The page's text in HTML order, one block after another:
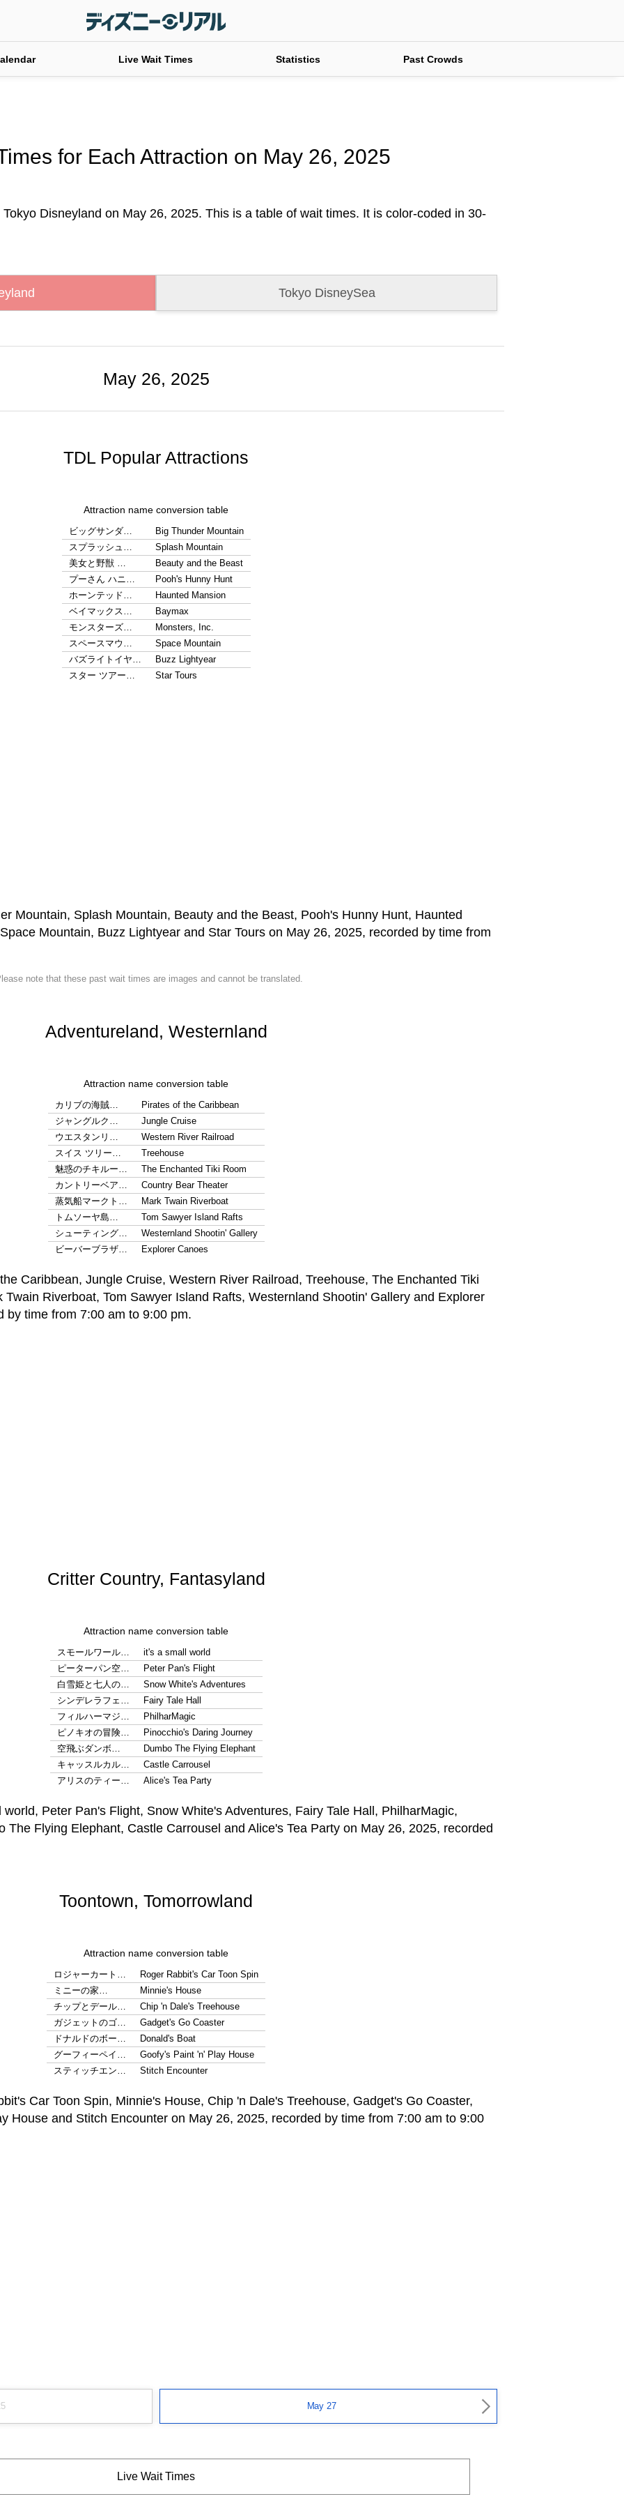
Live Wait Times Statistics Past Crowds
for Each Attraction on May 26, 2025
Disneyland on May 26, 2025. This is a table of wait times. It is color-coded in 30-
Tokyo DisneySea
May 26, 2025
TDL Popular Attractions
Attraction name conversion table
ビッグサンダ…
Big Thunder Mountain
スプラッシュ…
Splash Mountain
美女と野獣 …
Beauty and the Beast
プーさん ハニ…
Pooh's Hunny Hunt
ホーンテッド…
Haunted Mansion
ベイマックス…
Baymax
モンスターズ…
Monsters, Inc.
スペースマウ…
Space Mountain
バズライトイヤ…
Buzz Lightyear
スター ツアー…
Star Tours
note that these past wait times are images and cannot be translated.
Adventureland, Westernland
Attraction name conversion table
カリブの海賊…
Pirates of the Caribbean
ジャングルク…
Jungle Cruise
ウエスタンリ…
Western River Railroad
スイス ツリー…
Treehouse
魅惑のチキルー…
The Enchanted Tiki Room
カントリーベア…
Country Bear Theater
蒸気船マークト…
Mark Twain Riverboat
トムソーヤ島…
Tom Sawyer Island Rafts
シューティング…
Westernland Shootin' Gallery
ビーバーブラザ…
Explorer Canoes
Critter Country, Fantasyland
Attraction name conversion table
スモールワール…
it's a small world
ピーターパン空…
Peter Pan's Flight
白雪姫と七人の…
Snow White's Adventures
シンデレラフェ…
Fairy Tale Hall
フィルハーマジ…
PhilharMagic
ピノキオの冒険…
Pinocchio's Daring Journey
空飛ぶダンボ…
Dumbo The Flying Elephant
キャッスルカル…
Castle Carrousel
アリスのティー…
Alice's Tea Party
Toontown, Tomorrowland
Attraction name conversion table
ロジャーカート…
Roger Rabbit's Car Toon Spin
ミニーの家…
Minnie's House
チップとデール…
Chip 'n Dale's Treehouse
ガジェットのゴ…
Gadget's Go Coaster
ドナルドのボー…
Donald's Boat
グーフィーペイ…
Goofy's Paint 'n' Play House
スティッチエン…
Stitch Encounter
May 27
Live Wait Times